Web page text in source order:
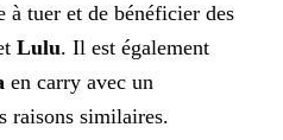
tuer et de bénéficier des
Lulu. Il est également
en carry avec un
raisons similaires.